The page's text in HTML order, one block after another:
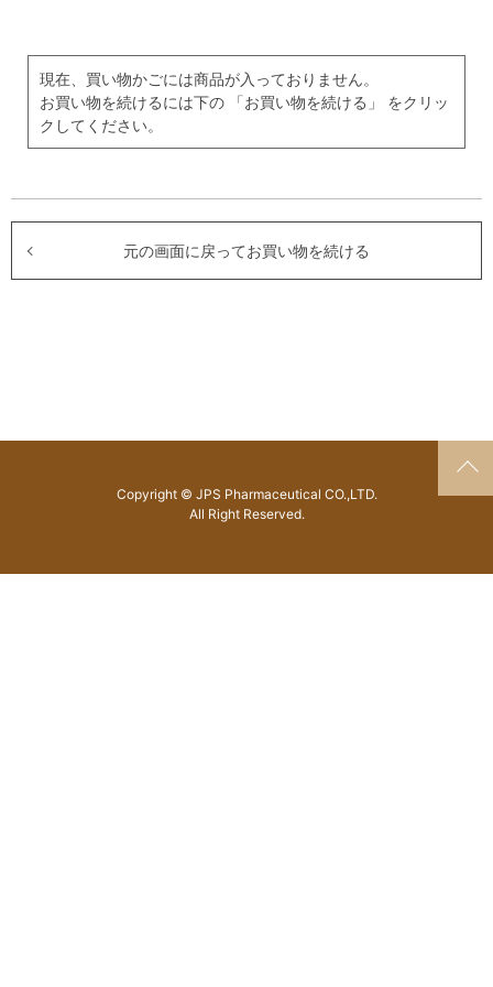
現在、買い物かごには商品が入っておりません。
お買い物を続けるには下の 「お買い物を続ける」 をクリッ
クしてください。
元の画面に戻ってお買い物を続ける
Copyright © JPS Pharmaceutical CO.,LTD.
All Right Reserved.